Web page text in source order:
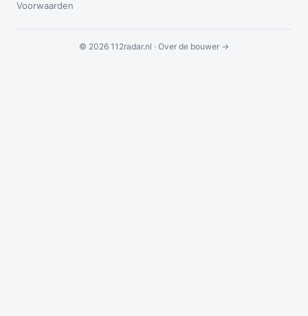
Voorwaarden
© 2026 112radar.nl · Over de bouwer →